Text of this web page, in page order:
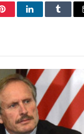
PinterestLinkedInTumblr